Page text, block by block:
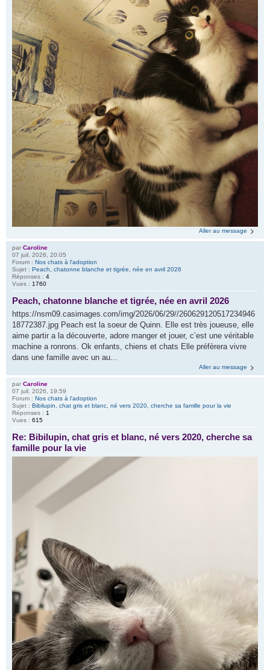
Aller au message
par Caroline
07 juil. 2026, 20:05
Forum : Nos chats à l'adoption
Sujet : Peach, chatonne blanche et tigrée, née en avril 2026
Réponses : 4
Vues : 1760
Peach, chatonne blanche et tigrée, née en avril 2026
https://nsm09.casimages.com/img/2026/06/29//260629120517234946
18772387.jpg Peach est la soeur de Quinn. Elle est très joueuse, elle
aime partir a la découverte, adore manger et jouer, c’est une véritable
machine a ronrons. Ok enfants, chiens et chats Elle préfèrera vivre
dans une famille avec un au...
Aller au message
par Caroline
07 juil. 2026, 19:59
Forum : Nos chats à l'adoption
Sujet : Bibilupin, chat gris et blanc, né vers 2020, cherche sa famille pour la vie
Réponses : 1
Vues : 615
Re: Bibilupin, chat gris et blanc, né vers 2020, cherche sa
famille pour la vie